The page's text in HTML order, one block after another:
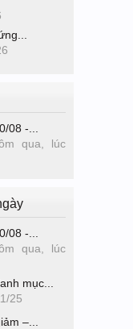
08 -...
qua, lúc
08 -...
qua, lúc
mục...
25
–...